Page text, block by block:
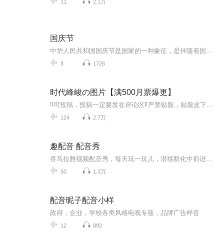
11 2.1万
国庆节
8 1726
时代峰峻の图片【满500月票爆更】
124 2.7万
趣配音 配音秀
50 1.3万
配音昵子配音小样
政府，企业，学校各类风格电视专题，品牌广告样音
12 892